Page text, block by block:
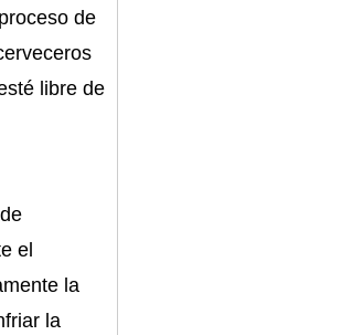
de
libre de
el
la
la